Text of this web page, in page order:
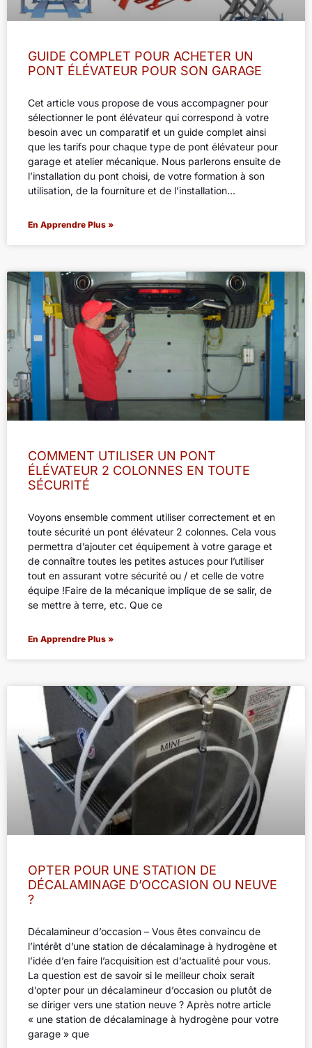
GUIDE COMPLET POUR ACHETER UN
PONT ÉLÉVATEUR POUR SON GARAGE
Cet article vous propose de vous accompagner pour
sélectionner le pont élévateur qui correspond à votre
besoin avec un comparatif et un guide complet ainsi
que les tarifs pour chaque type de pont élévateur pour
garage et atelier mécanique. Nous parlerons ensuite de
l’installation du pont choisi, de votre formation à son
utilisation, de la fourniture et de l’installation…
En Apprendre Plus »
COMMENT UTILISER UN PONT
ÉLÉVATEUR 2 COLONNES EN TOUTE
SÉCURITÉ
Voyons ensemble comment utiliser correctement et en
toute sécurité un pont élévateur 2 colonnes. Cela vous
permettra d’ajouter cet équipement à votre garage et
de connaître toutes les petites astuces pour l’utiliser
tout en assurant votre sécurité ou / et celle de votre
équipe !Faire de la mécanique implique de se salir, de
se mettre à terre, etc. Que ce
En Apprendre Plus »
OPTER POUR UNE STATION DE
DÉCALAMINAGE D’OCCASION OU NEUVE
?
Décalamineur d’occasion – Vous êtes convaincu de
l’intérêt d’une station de décalaminage à hydrogène et
l’idée d’en faire l’acquisition est d’actualité pour vous.
La question est de savoir si le meilleur choix serait
d’opter pour un décalamineur d’occasion ou plutôt de
se diriger vers une station neuve ? Après notre article
« une station de décalaminage à hydrogène pour votre
garage » que